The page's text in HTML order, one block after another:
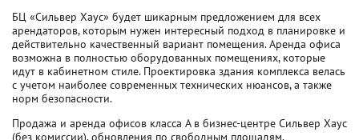
БЦ «Сильвер Хаус» будет шикарным предложением для всех
арендаторов, которым нужен интересный подход в планировке и
действительно качественный вариант помещения. Аренда офиса
возможна в полностью оборудованных помещениях, которые
идут в кабинетном стиле. Проектировка здания комплекса велась
с учетом наиболее современных технических нюансов, а также
норм безопасности.
Продажа и аренда офисов класса A в бизнес-центре Сильвер Хаус
(без комиссии), обновления по свободным площадям.